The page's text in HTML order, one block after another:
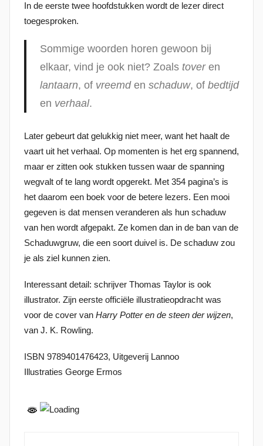
o
p
2
a
r
i
2
0
2
2
In de eerste twee hoofdstukken wordt de lezer direct
toegesproken.
Sommige woorden horen gewoon bij
elkaar, vind je ook niet? Zoals toveren
lantaarn, of vreemden schaduw, of bedtijd
en verhaal.
Later gebeurt dat gelukkig niet meer, want het haalt de
vaart uit het verhaal. Op momenten is het erg spannend,
maar er zitten ook stukken tussen waar de spanning
wegvalt of te lang wordt opgerekt. Met 354 pagina’s is
het daarom een boek voor de betere lezers. Een mooi
gegeven is dat mensen veranderen als hun schaduw
van hen wordt afgepakt. Ze komen dan in de ban van de
Schaduwgruw, die een soort duivel is. De schaduw zou
je als ziel kunnen zien.
Interessant detail: schrijver Thomas Taylor is ook
illustrator. Zijn eerste officiële illustratieopdracht was
voor de cover van Harry Potter en de steen der wijzen,
van J. K. Rowling.
ISBN 9789401476423, Uitgeverij Lannoo
Illustraties George Ermos